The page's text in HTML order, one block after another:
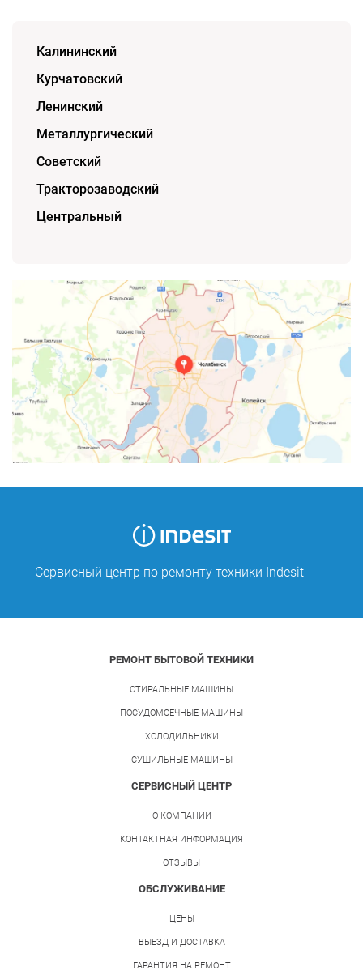
Калининский
Курчатовский
Ленинский
Металлургический
Советский
Тракторозаводский
Центральный
Сервисный центр по ремонту техники Indesit
РЕМОНТ БЫТОВОЙ ТЕХНИКИ
СТИРАЛЬНЫЕ МАШИНЫ
ПОСУДОМОЕЧНЫЕ МАШИНЫ
ХОЛОДИЛЬНИКИ
СУШИЛЬНЫЕ МАШИНЫ
СЕРВИСНЫЙ ЦЕНТР
О КОМПАНИИ
КОНТАКТНАЯ ИНФОРМАЦИЯ
ОТЗЫВЫ
ОБСЛУЖИВАНИЕ
ЦЕНЫ
ВЫЕЗД И ДОСТАВКА
ГАРАНТИЯ НА РЕМОНТ